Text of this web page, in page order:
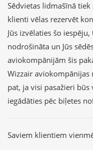
Sēdvietas lidmašīnā
klienti vēlas rezervēt
Jūs izvēlaties šo
nodrošināta un Jūs
aviokompānijām šis
Wizzair aviokompānijas
pat, ja visi pasažieri būs
iegādāties pēc biļetes
Saviem klientiem